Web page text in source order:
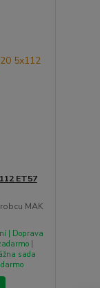
ET57
MAK
| Doprava
|
sada